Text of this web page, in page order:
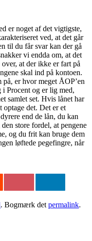
er noget af det vigtigste,
ved, at det går
til du får svar kan der gå
vi endda om, at det
at der ikke er fart på
skal ind på kontoen.
er hvor meget ÅOP’en
Procent og er lig med,
samlet set. Hvis lånet har
optage det. Det er et
end de lån, du kan
store fordel, at pengene
og du frit kan bruge dem
løftede pegefingre, når
. Bogmærk det permalink.